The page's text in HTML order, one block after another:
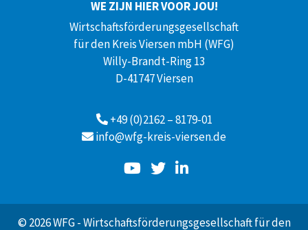
WE ZIJN HIER VOOR JOU!
Wirtschaftsförderungsgesellschaft
für den Kreis Viersen mbH (WFG)
Willy-Brandt-Ring 13
D-41747 Viersen
+49 (0)2162 – 8179-01
info@wfg-kreis-viersen.de
© 2026 WFG - Wirtschaftsförderungsgesellschaft für den